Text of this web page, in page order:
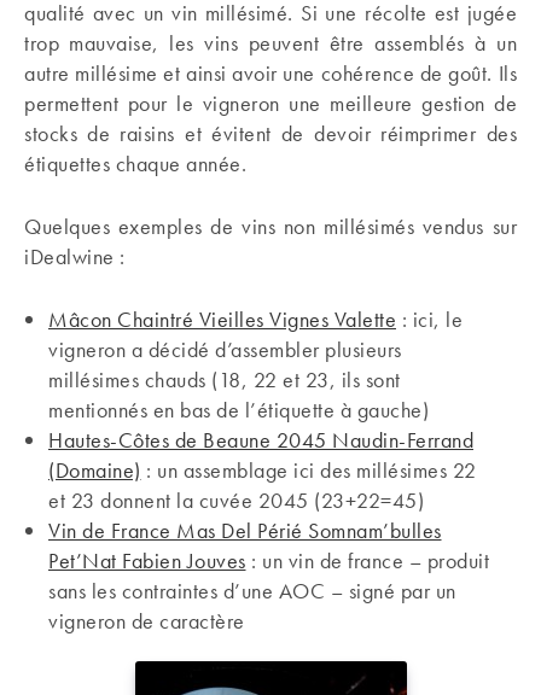
qualité avec un vin millésimé. Si une récolte est jugée
trop mauvaise, les vins peuvent être assemblés à un
autre millésime et ainsi avoir une cohérence de goût. Ils
permettent pour le vigneron une meilleure gestion de
stocks de raisins et évitent de devoir réimprimer des
étiquettes chaque année.
Quelques exemples de vins non millésimés vendus sur
iDealwine :
Mâcon Chaintré Vieilles Vignes Valette : ici, le
vigneron a décidé d’assembler plusieurs
millésimes chauds (18, 22 et 23, ils sont
mentionnés en bas de l’étiquette à gauche)
Hautes-Côtes de Beaune 2045 Naudin-Ferrand
(Domaine) : un assemblage ici des millésimes 22
et 23 donnent la cuvée 2045 (23+22=45)
Vin de France Mas Del Périé Somnam’bulles
Pet’Nat Fabien Jouves : un vin de france – produit
sans les contraintes d’une AOC – signé par un
vigneron de caractère